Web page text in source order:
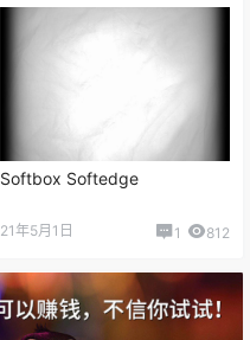
Softbox Softedge
21年5月1日 1 812